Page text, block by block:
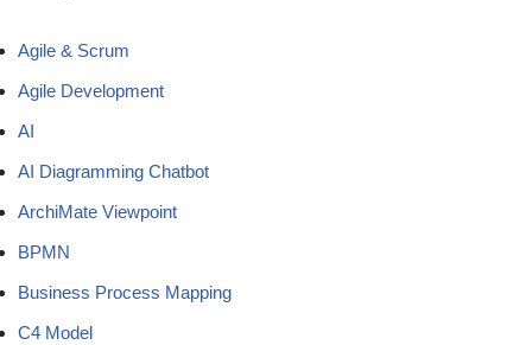
Agile & Scrum
Agile Development
AI
AI Diagramming Chatbot
ArchiMate Viewpoint
BPMN
Business Process Mapping
C4 Model